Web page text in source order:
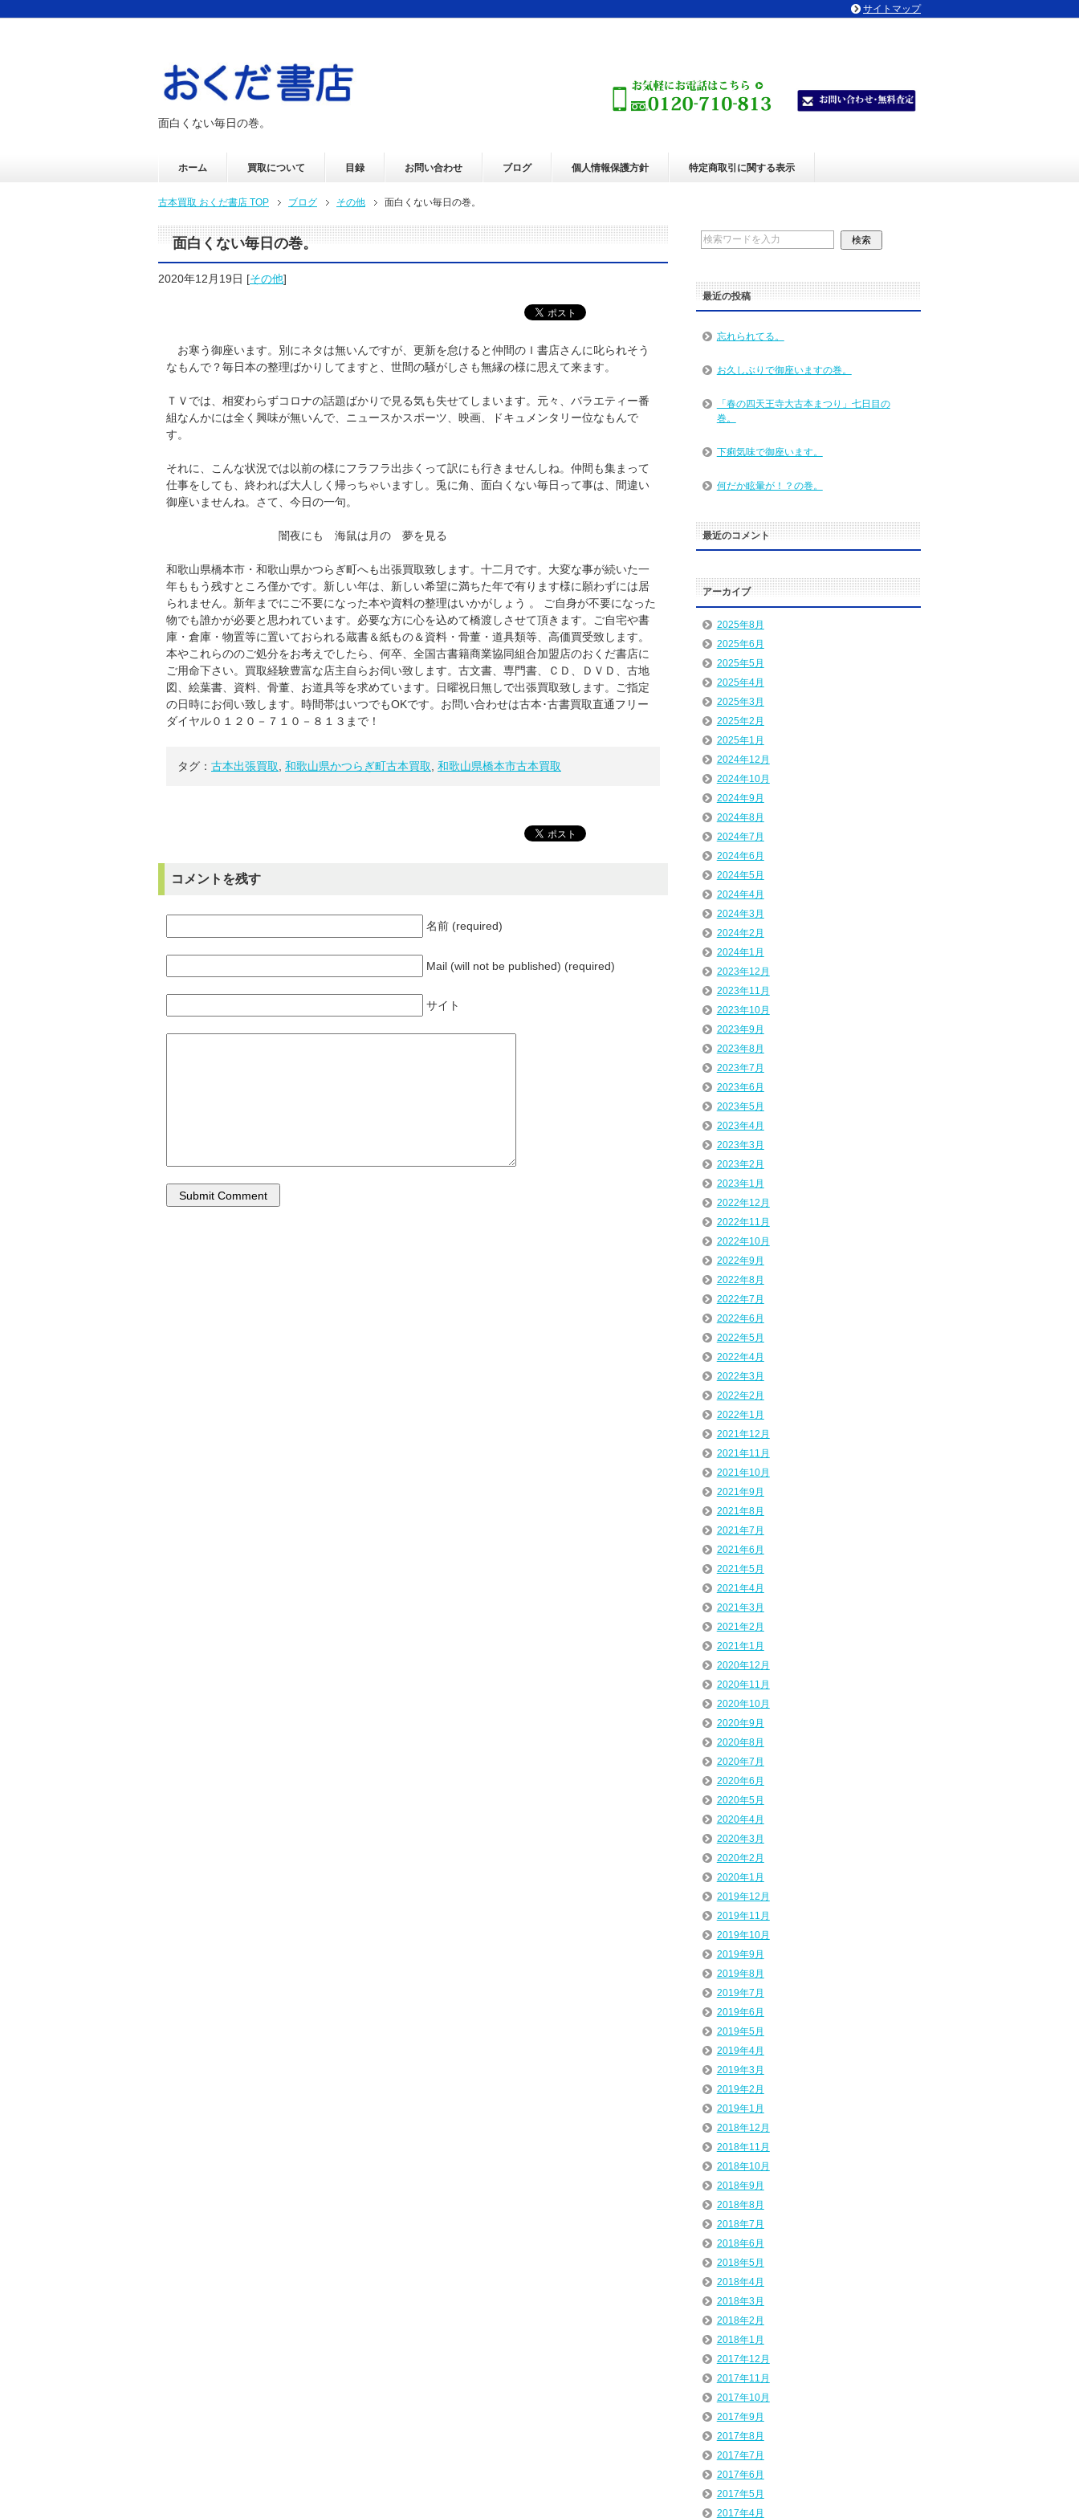
面白くない毎日の巻。
ホーム 買取について 目録 お問い合わせ ブログ 個人情報保護方針 特定商取引に関する表示
古本買取 おくだ書店 TOP ブログ その他 面白くない毎日の巻。
面白くない毎日の巻。
2020年12月19日 [その他]
お寒う御座います。別にネタは無いんですが、更新を怠けると仲間のＩ書店さんに叱られそう
なもんで？毎日本の整理ばかりしてますと、世間の騒がしさも無縁の様に思えて来ます。
ＴＶでは、相変わらずコロナの話題ばかりで見る気も失せてしまいます。元々、バラエティー番
組なんかには全く興味が無いんで、ニュースかスポーツ、映画、ドキュメンタリー位なもんで
す。
それに、こんな状況では以前の様にフラフラ出歩くって訳にも行きませんしね。仲間も集まって
仕事をしても、終われば大人しく帰っちゃいますし。兎に角、面白くない毎日って事は、間違い
御座いませんね。さて、今日の一句。
闇夜にも 海鼠は月の 夢を見る
和歌山県橋本市・和歌山県かつらぎ町へも出張買取致します。十二月です。大変な事が続いた一
年ももう残すところ僅かです。新しい年は、新しい希望に満ちた年で有ります様に願わずには居
られません。新年までにご不要になった本や資料の整理はいかがしょう 。 ご自身が不要になった
物でも誰かが必要と思われています。必要な方に心を込めて橋渡しさせて頂きます。ご自宅や書
庫・倉庫・物置等に置いておられる蔵書＆紙もの＆資料・骨董・道具類等、高価買受致します。
本やこれらののご処分をお考えでしたら、何卒、全国古書籍商業協同組合加盟店のおくだ書店に
ご用命下さい。買取経験豊富な店主自らお伺い致します。古文書、専門書、ＣＤ、ＤＶＤ、古地
図、絵葉書、資料、骨董、お道具等を求めています。日曜祝日無しで出張買取致します。ご指定
の日時にお伺い致します。時間帯はいつでもOKです。お問い合わせは古本･古書買取直通フリー
ダイヤル０１２０－７１０－８１３まで！
タグ： 古本出張買取, 和歌山県かつらぎ町古本買取, 和歌山県橋本市古本買取
コメントを残す
名前 (required)
Mail (will not be published) (required)
サイト
最近の投稿
忘れられてる。
お久しぶりで御座いますの巻。
「春の四天王寺大古本まつり」七日目の
巻。
下痢気味で御座います。
何だか眩暈が！？の巻。
最近のコメント
アーカイブ
2025年8月
2025年6月
2025年5月
2025年4月
2025年3月
2025年2月
2025年1月
2024年12月
2024年10月
2024年9月
2024年8月
2024年7月
2024年6月
2024年5月
2024年4月
2024年3月
2024年2月
2024年1月
2023年12月
2023年11月
2023年10月
2023年9月
2023年8月
2023年7月
2023年6月
2023年5月
2023年4月
2023年3月
2023年2月
2023年1月
2022年12月
2022年11月
2022年10月
2022年9月
2022年8月
2022年7月
2022年6月
2022年5月
2022年4月
2022年3月
2022年2月
2022年1月
2021年12月
2021年11月
2021年10月
2021年9月
2021年8月
2021年7月
2021年6月
2021年5月
2021年4月
2021年3月
2021年2月
2021年1月
2020年12月
2020年11月
2020年10月
2020年9月
2020年8月
2020年7月
2020年6月
2020年5月
2020年4月
2020年3月
2020年2月
2020年1月
2019年12月
2019年11月
2019年10月
2019年9月
2019年8月
2019年7月
2019年6月
2019年5月
2019年4月
2019年3月
2019年2月
2019年1月
2018年12月
2018年11月
2018年10月
2018年9月
2018年8月
2018年7月
2018年6月
2018年5月
2018年4月
2018年3月
2018年2月
2018年1月
2017年12月
2017年11月
2017年10月
2017年9月
2017年8月
2017年7月
2017年6月
2017年5月
2017年4月
サイトマップ